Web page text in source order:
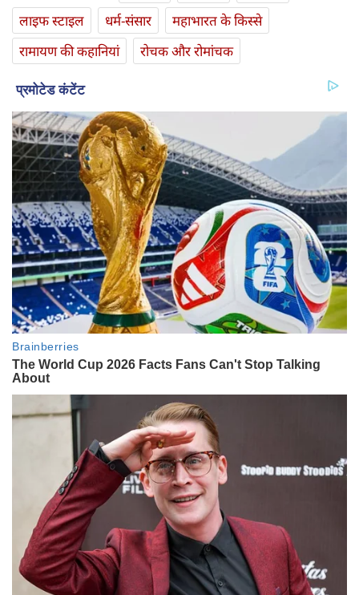
लाइफ स्‍टाइल
धर्म-संसार
महाभारत के किस्से
रामायण की कहानियां
रोचक और रोमांचक